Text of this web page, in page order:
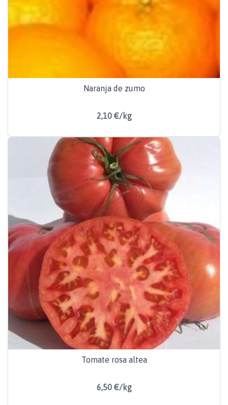
Naranja de zumo
2,10 €/kg
Tomate rosa altea
6,50 €/kg